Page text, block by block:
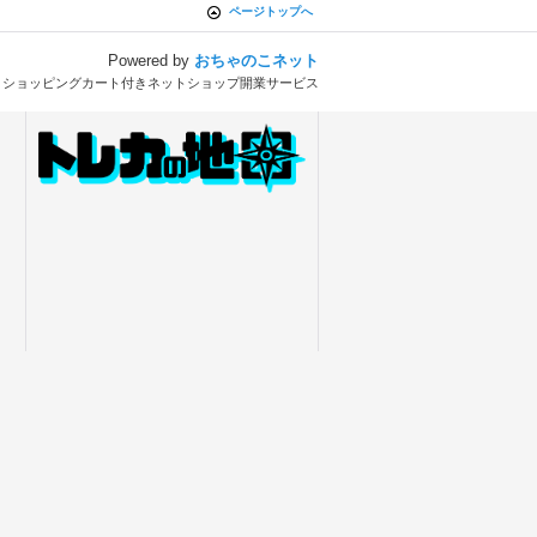
ページトップへ
Powered by おちゃのこネット
ョッピングカート付きネットショップ開業サービス